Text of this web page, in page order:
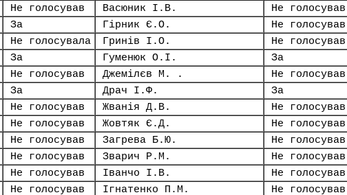
Не голосував Васюник І.В.
Не голосував
За Гірник Є.О.
Не голосував
Не голосувала Гринів І.О.
Не голосував
За Гуменюк О.І.
За
Не голосував Джемілєв М. .
Не голосував
За Драч І.Ф.
За
Не голосував Жванія Д.В.
Не голосував
Не голосував Жовтяк Є.Д.
Не голосував
Не голосував Загрева Б.Ю.
Не голосував
Не голосував Зварич Р.М.
Не голосував
Не голосував Іванчо І.В.
Не голосував
Не голосував Ігнатенко П.М.
Не голосував